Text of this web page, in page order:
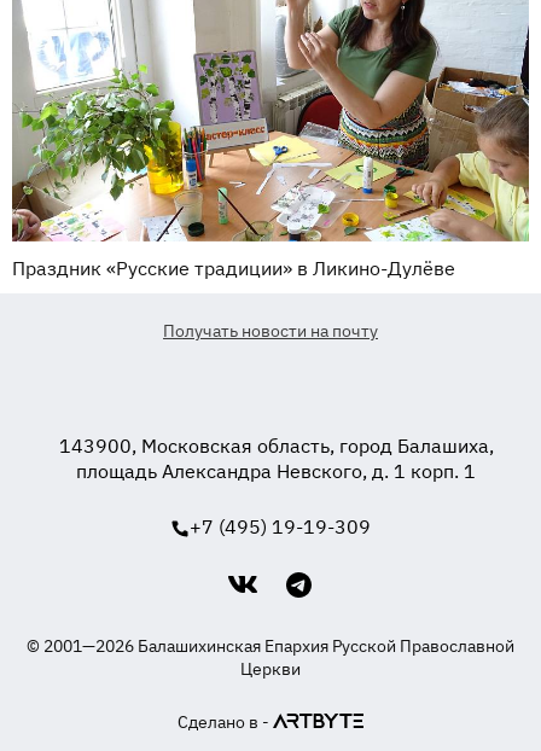
Праздник «Русские традиции» в Ликино-Дулёве
Получать новости на почту
143900, Московская область, город Балашиха,
площадь Александра Невского, д. 1 корп. 1
+7 (495) 19-19-309
© 2001—2026 Балашихинская Епархия Русской Православной
Церкви
Сделано в -